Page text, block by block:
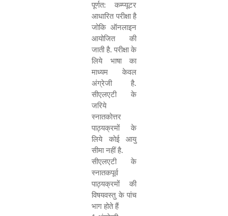
पूर्णत: कम्प्यूटर
आधारित परीक्षा है
जोकि ऑनलाइन
आयोजित की
जाती है. परीक्षा के
लिये भाषा का
माध्यम केवल
अंग्रेजी है.
सीएलएटी के
जरिये
स्नातकोत्तर
पाठ्यक्रमों के
लिये कोई आयु
सीमा नहीं है.
सीएलएटी के
स्नातकपूर्व
पाठ्यक्रमों की
विषयवस्तु के पांच
भाग होते हैं